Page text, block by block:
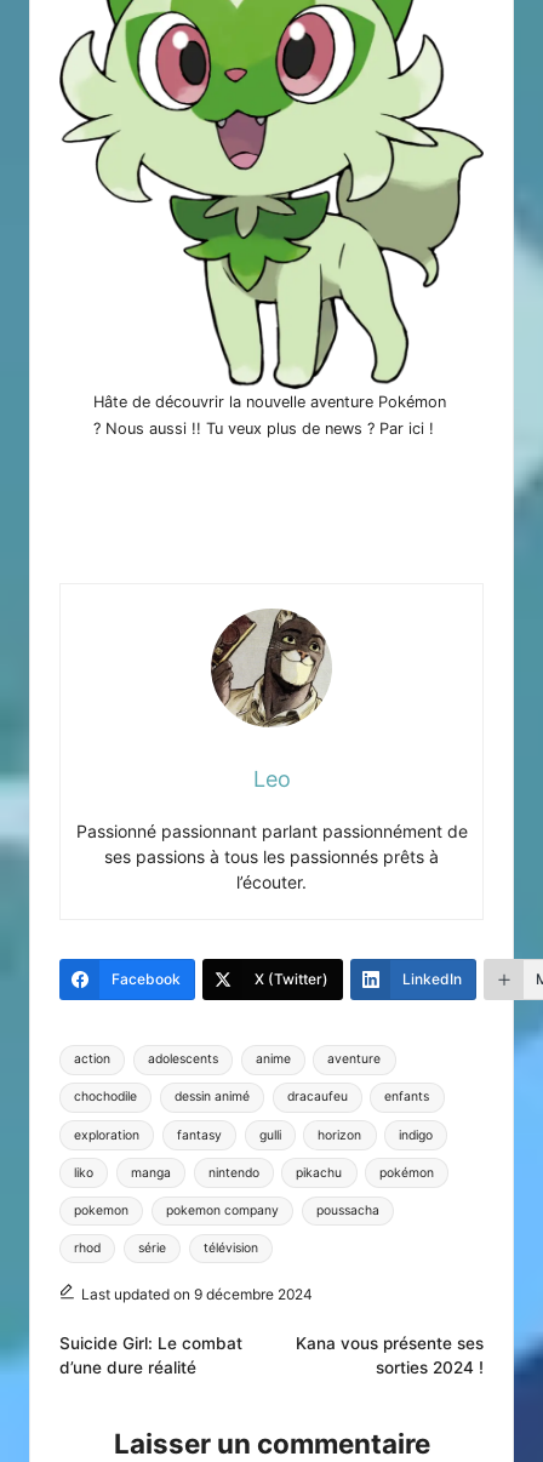
Hâte de découvrir la nouvelle aventure Pokémon
? Nous aussi !! Tu veux plus de news ? Par ici !
Leo
Passionné passionnant parlant passionnément de
ses passions à tous les passionnés prêts à
l’écouter.
Facebook X (Twitter) LinkedIn
Tags:
action adolescents anime aventure
chochodile dessin animé dracaufeu enfants
exploration fantasy gulli horizon indigo
liko manga nintendo pikachu pokémon
pokemon pokemon company poussacha
rhod série télévision
Last updated on 9 décembre 2024
Post
Suicide Girl: Le combat
d’une dure réalité
Kana vous présente ses
sorties 2024 !
Laisser un commentaire